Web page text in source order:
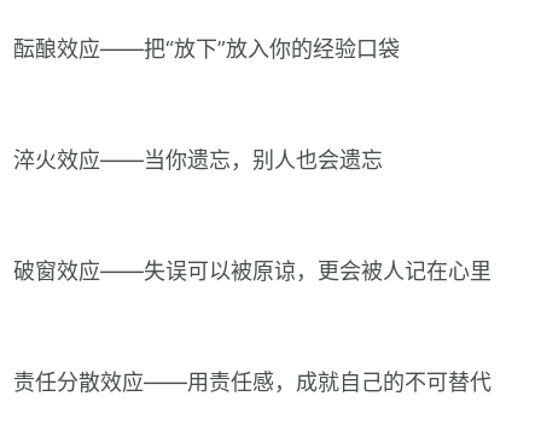
酝酿效应——把“放下”放入你的经验口袋
淬火效应——当你遗忘，别人也会遗忘
破窗效应——失误可以被原谅，更会被人记在心里
责任分散效应——用责任感，成就自己的不可替代